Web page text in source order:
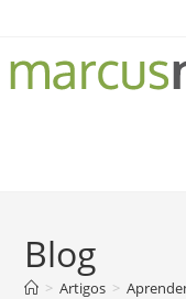
Blog
> Artigos >